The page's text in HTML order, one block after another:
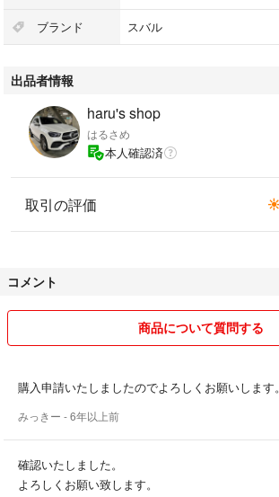
ブランド スバル
出品者情報
haru's shop
はるさめ
本人確認済
取引の評価
コメント
商品について質問する
購入申請いたしましたのでよろしくお願いします。
みっきー - 6年以上前
確認いたしました。
よろしくお願い致します。